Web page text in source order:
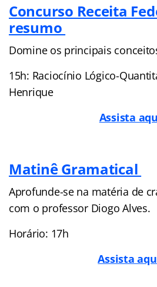
Concurso Receita
resumo
Domine os principais
15h: Raciocínio Lógico-
Henrique
Assista
Matinê Gramatical
Aprofunde-se na matéria de
com o professor Diogo Alves.
Horário: 17h
Assista